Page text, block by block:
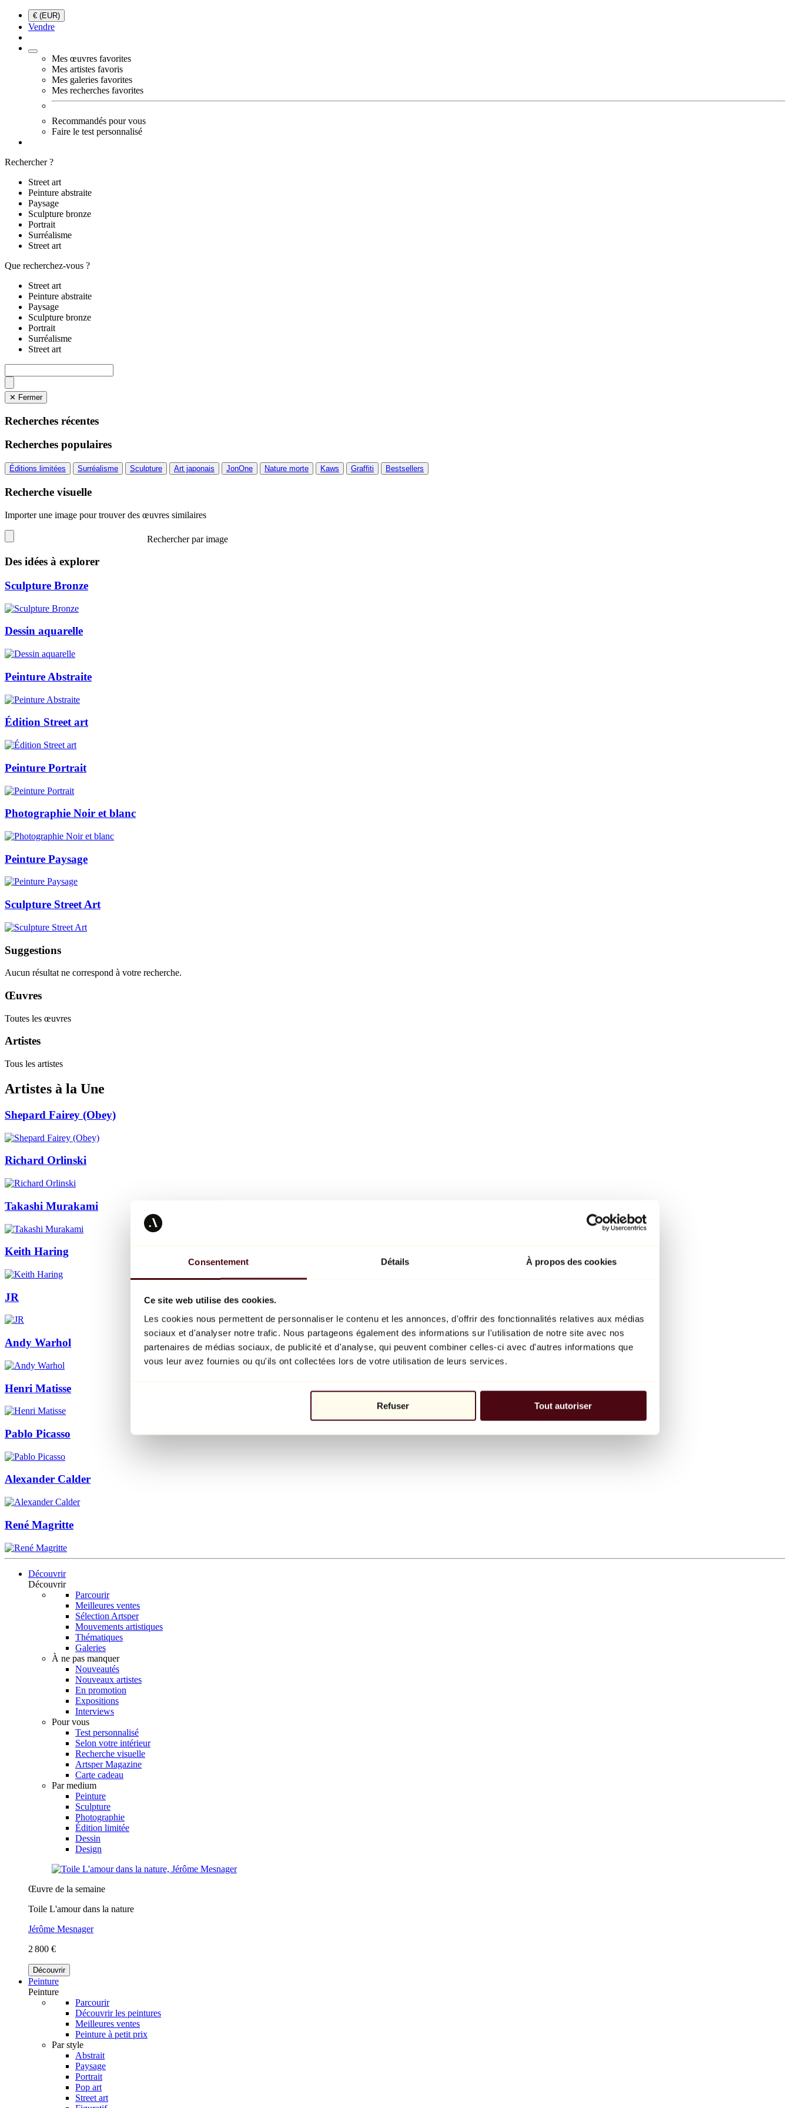
Consentement Détails À propos des cookies
Ce site web utilise des cookies.
Les cookies nous permettent de personnaliser le contenu et les annonces, d'offrir des fonctionnalités relatives aux médias
sociaux et d'analyser notre trafic. Nous partageons également des informations sur l'utilisation de notre site avec nos
partenaires de médias sociaux, de publicité et d'analyse, qui peuvent combiner celles-ci avec d'autres informations que
vous leur avez fournies ou qu'ils ont collectées lors de votre utilisation de leurs services.
Refuser Tout autoriser
€ (EUR)
Vendre
Mes œuvres favorites
Mes artistes favoris
Mes galeries favorites
Mes recherches favorites
Recommandés pour vous
Faire le test personnalisé
Rechercher ?
Street art
Peinture abstraite
Paysage
Sculpture bronze
Portrait
Surréalisme
Street art
Que recherchez-vous ?
Street art
Peinture abstraite
Paysage
Sculpture bronze
Portrait
Surréalisme
Street art
✕ Fermer
Recherches récentes
Recherches populaires
Éditions limitées Surréalisme Sculpture Art japonais JonOne Nature morte Kaws Graffiti Bestsellers
Recherche visuelle
Importer une image pour trouver des œuvres similaires
Rechercher par image
Des idées à explorer
Sculpture Bronze
Dessin aquarelle
Peinture Abstraite
Édition Street art
Peinture Portrait
Photographie Noir et blanc
Peinture Paysage
Sculpture Street Art
Suggestions
Aucun résultat ne correspond à votre recherche.
Œuvres
Toutes les œuvres
Artistes
Tous les artistes
Artistes à la Une
Shepard Fairey (Obey)
Richard Orlinski
Takashi Murakami
Keith Haring
JR
Andy Warhol
Henri Matisse
Pablo Picasso
Alexander Calder
René Magritte
Découvrir
Découvrir
Parcourir
Meilleures ventes
Sélection Artsper
Mouvements artistiques
Thématiques
Galeries
À ne pas manquer
Nouveautés
Nouveaux artistes
En promotion
Expositions
Interviews
Pour vous
Test personnalisé
Selon votre intérieur
Recherche visuelle
Artsper Magazine
Carte cadeau
Par medium
Peinture
Sculpture
Photographie
Édition limitée
Dessin
Design
Œuvre de la semaine
Toile L'amour dans la nature
Jérôme Mesnager
2 800 €
Découvrir
Peinture
Peinture
Parcourir
Découvrir les peintures
Meilleures ventes
Peinture à petit prix
Par style
Abstrait
Paysage
Portrait
Pop art
Street art